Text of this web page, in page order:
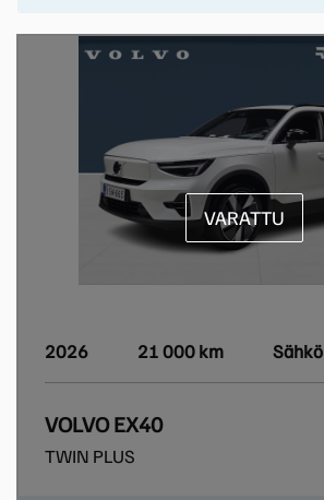
2026 21 000 km Sähkö
VOLVO EX40
TWIN PLUS
VARATTU